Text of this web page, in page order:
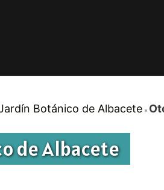
Botánico de Albacete
de Albacete